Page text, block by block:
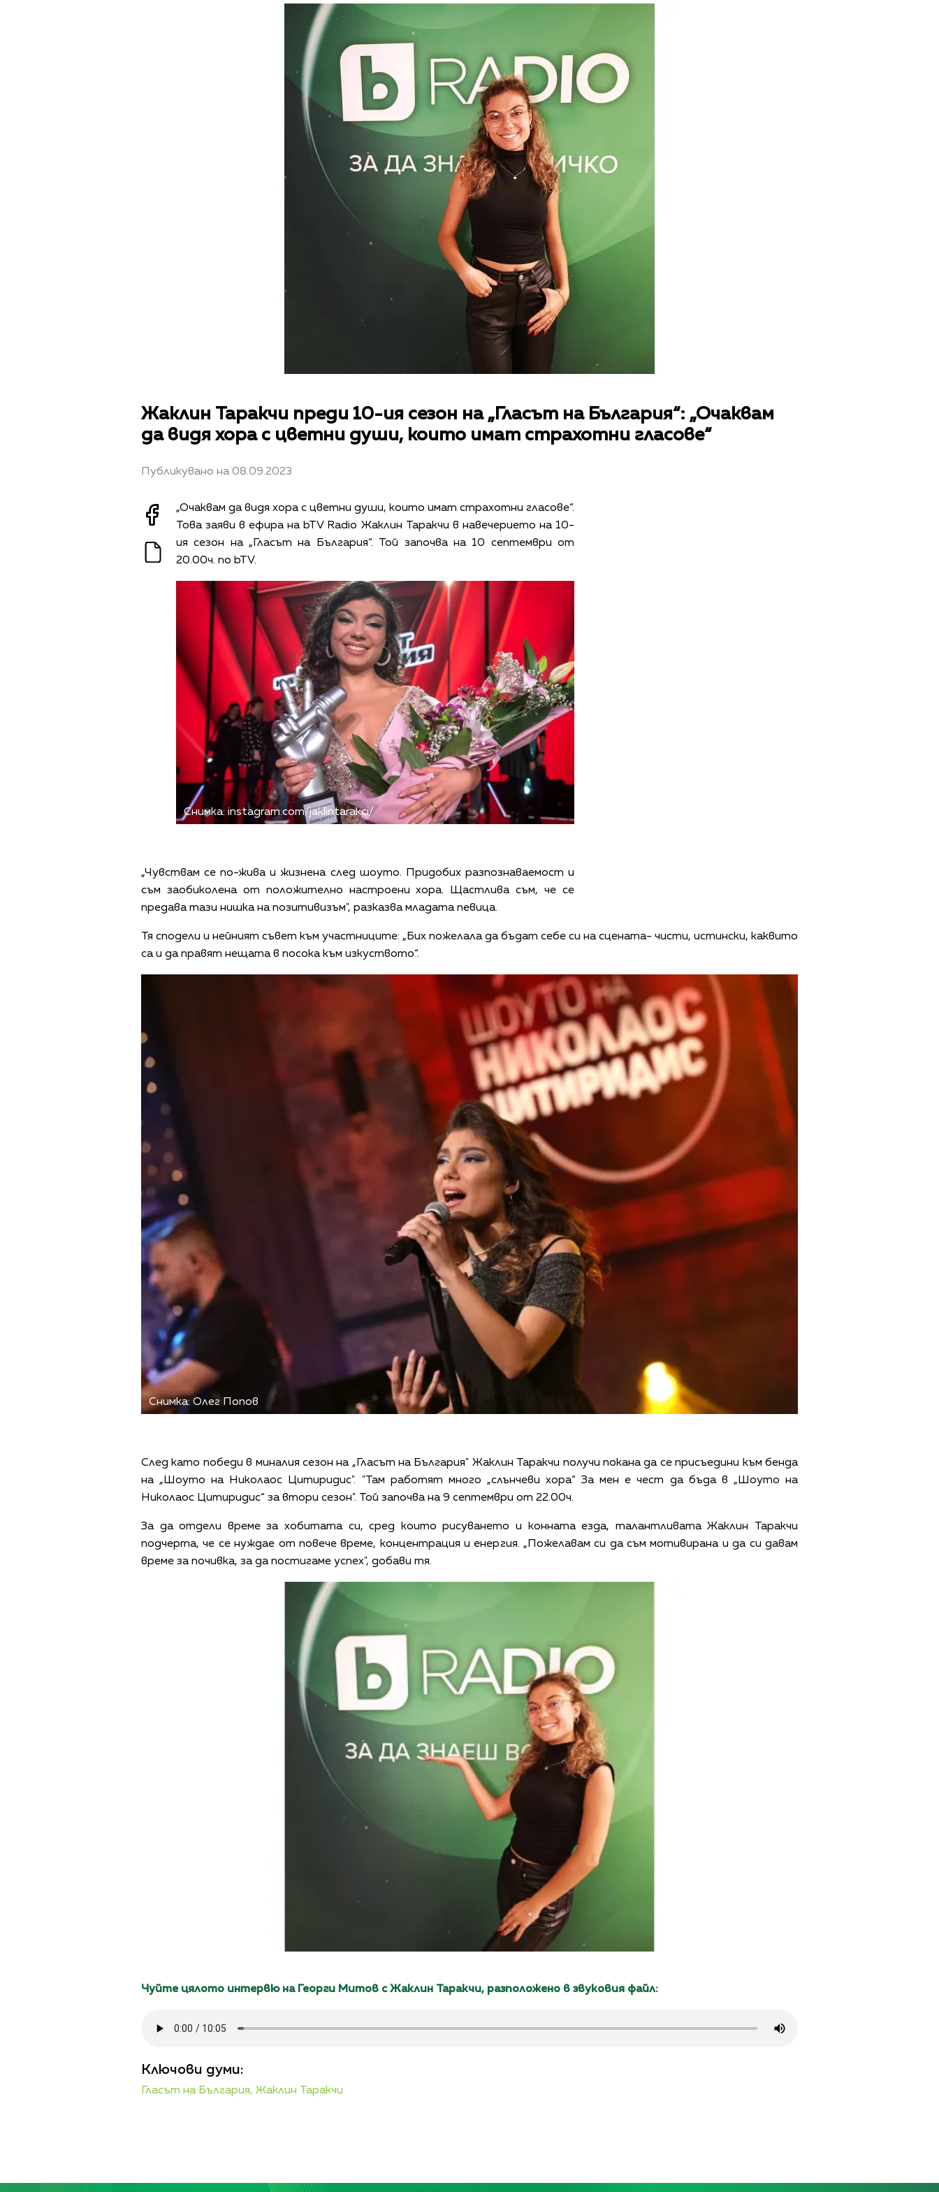
Жаклин Таракчи преди 10-ия сезон на „Гласът на България“: „Очаквам
да видя хора с цветни души, които имат страхотни гласове“
Публикувано на 08.09.2023
„Очаквам да видя хора с цветни души, които имат страхотни гласове“.
Това заяви в ефира на bTV Radio Жаклин Таракчи в навечерието на 10-
ия сезон на „Гласът на България“. Той започва на 10 септември от
20.00ч. по bTV.
Снимка: instagram.com/jaklintarakci/
„Чувствам се по-жива и жизнена след шоуто. Придобих разпознаваемост и
съм заобиколена от положително настроени хора. Щастлива съм, че се
предава тази нишка на позитивизъм", разказва младата певица.
Тя сподели и нейният съвет към участниците: „Бих пожелала да бъдат себе си на сцената- чисти, истински, каквито
са и да правят нещата в посока към изкуството“.
Снимка: Олег Попов
След като победи в миналия сезон на „Гласът на България" Жаклин Таракчи получи покана да се присъедини към бенда
на „Шоуто на Николаос Цитиридис". "Там работят много „слънчеви хора“ За мен е чест да бъда в „Шоуто на
Николаос Цитиридис“ за втори сезон". Той започва на 9 септември от 22.00ч.
За да отдели време за хобитата си, сред които рисуването и конната езда, талантливата Жаклин Таракчи
подчерта, че се нуждае от повече време, концентрация и енергия. „Пожелавам си да съм мотивирана и да си давам
време за почивка, за да постигаме успех", добави тя.
Чуйте цялото интервю на Георги Митов с Жаклин Таракчи, разположено в звуковия файл:
Ключови думи:
Гласът на България, Жаклин Таракчи